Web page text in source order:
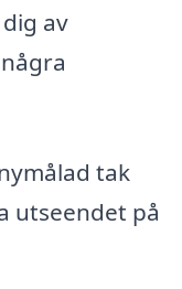
av
tak
utseendet på